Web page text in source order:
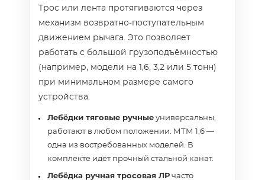
Трос или лента протягиваются через
механизм возвратно‑поступательным
движением рычага. Это позволяет
работать с большой грузоподъёмностью
(например, модели на 1,6, 3,2 или 5 тонн)
при минимальном размере самого
устройства.
Лебёдки тяговые ручные универсальны,
работают в любом положении. МТМ 1,6 —
одна из востребованных моделей. В
комплекте идёт прочный стальной канат.
Лебёдка ручная тросовая ЛР часто